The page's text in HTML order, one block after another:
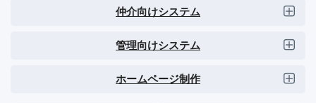
仲介向けシステム
管理向けシステム
ホームページ制作